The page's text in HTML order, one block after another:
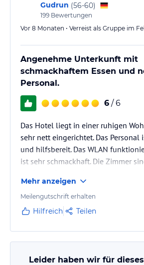
Gudrun (56-60)
199 Bewertungen
Vor 8 Monaten • Verreist als Gruppe im
Angenehme Unterkunft mit
schmackhaftem Essen und
Personal.
6 / 6
Das Hotel liegt in einer ruhigen
sehr nett eingerichtet. Das Personal
und hilfsbereit. Das WLAN
ist sehr schmackhaft. Die Zimmer
Mehr anzeigen
Meilengutschrift erhalten
Hilfreich Teilen
Leider haben wir für